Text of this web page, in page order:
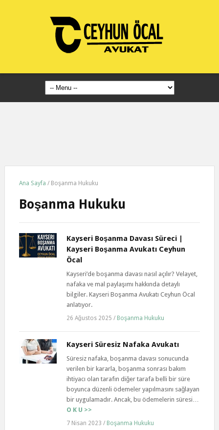
Ana Sayfa / Boşanma Hukuku
Boşanma Hukuku
Kayseri Boşanma Davası Süreci |
Kayseri Boşanma Avukatı Ceyhun
Öcal
Kayseri’de boşanma davası nasıl açılır? Velayet,
nafaka ve mal paylaşımı hakkında detaylı
bilgiler. Kayseri Boşanma Avukatı Ceyhun Öcal
anlatıyor.
26 Ağustos 2025 / Boşanma Hukuku
Kayseri Süresiz Nafaka Avukatı
Süresiz nafaka, boşanma davası sonucunda
verilen bir kararla, boşanma sonrası bakım
ihtiyacı olan tarafın diğer tarafa belli bir süre
boyunca düzenli ödemeler yapılmasını sağlayan
bir uygulamadır. Ancak, bu ödemelerin süresi…
O K U >>
7 Nisan 2023 / Boşanma Hukuku